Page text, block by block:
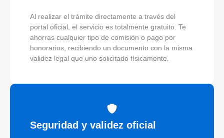
Al realizar el trámite directamente a través del
portal oficial, el servicio es totalmente gratuito. Te
ahorras cualquier tipo de comisión o pago por
honorarios, recibiendo un documento con la misma
validez legal que uno solicitado físicamente.
Seguridad y validez oficial